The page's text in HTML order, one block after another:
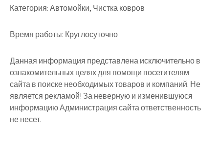
Категория:Автомойки, Чистка ковров
Время работы: Круглосуточно
Данная информация представлена исключительно в
ознакомительных целях для помощи посетителям
сайта в поиске необходимых товаров и компаний. Не
является рекламой! За неверную и изменившуюся
информацию Администрация сайта ответственность
не несет.